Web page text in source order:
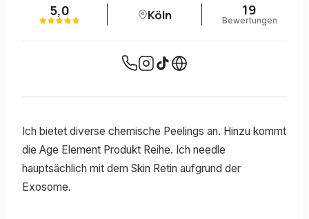
5,0 Köln 19
Bewertungen
Ich bietet diverse chemische Peelings an. Hinzu kommt
die Age Element Produkt Reihe. Ich needle
hauptsächlich mit dem Skin Retin aufgrund der
Exosome.